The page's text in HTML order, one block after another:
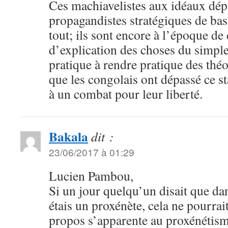
Ces machiavelistes aux idéaux
propagandistes stratégiques de
tout; ils sont encore à l’époque
d’explication des choses du
pratique à rendre pratique des
que les congolais ont dépassé ce
à un combat pour leur liberté.
Bakaladit :
23/06/2017 à 01:29
Lucien Pambou,
Si un jour quelqu’un disait que
étais un proxénète, cela ne
propos s’apparente au